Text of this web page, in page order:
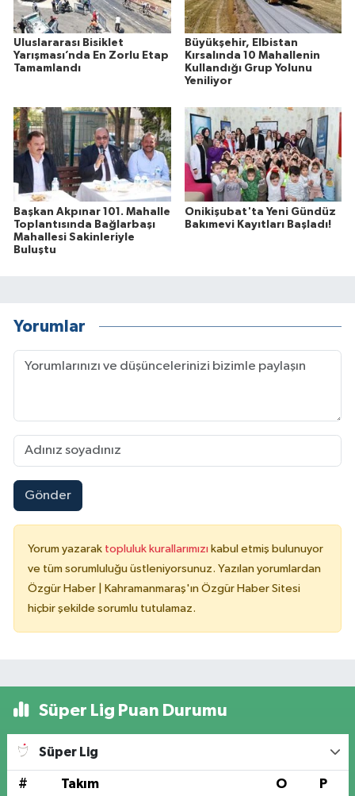
Uluslararası Bisiklet
Yarışması’nda En Zorlu Etap
Tamamlandı
Büyükşehir, Elbistan
Kırsalında 10 Mahallenin
Kullandığı Grup Yolunu
Yeniliyor
Başkan Akpınar 101. Mahalle
Toplantısında Bağlarbaşı
Mahallesi Sakinleriyle
Buluştu
Onikişubat'ta Yeni Gündüz
Bakımevi Kayıtları Başladı!
Yorumlar
Gönder
Yorum yazarak topluluk kurallarımızı kabul etmiş bulunuyor
ve tüm sorumluluğu üstleniyorsunuz. Yazılan yorumlardan
Özgür Haber | Kahramanmaraş'ın Özgür Haber Sitesi
hiçbir şekilde sorumlu tutulamaz.
Süper Lig Puan Durumu
Süper Lig
# Takım O P